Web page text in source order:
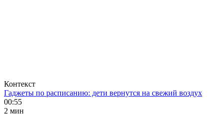
Контекст
Гаджеты по расписанию: дети вернутся на свежий воздух
00:55
2 мин